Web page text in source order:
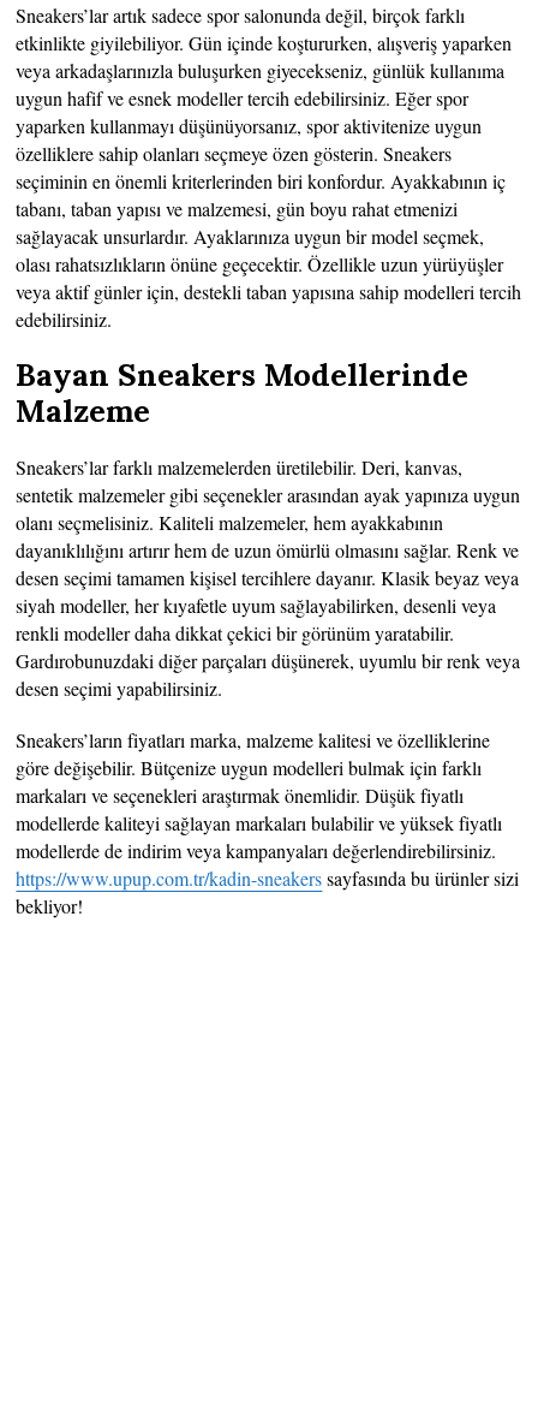
Sneakers’lar artık sadece spor salonunda değil, birçok farklı
etkinlikte giyilebiliyor. Gün içinde koştururken, alışveriş yaparken
veya arkadaşlarınızla buluşurken giyecekseniz, günlük kullanıma
uygun hafif ve esnek modeller tercih edebilirsiniz. Eğer spor
yaparken kullanmayı düşünüyorsanız, spor aktivitenize uygun
özelliklere sahip olanları seçmeye özen gösterin. Sneakers
seçiminin en önemli kriterlerinden biri konfordur. Ayakkabının iç
tabanı, taban yapısı ve malzemesi, gün boyu rahat etmenizi
sağlayacak unsurlardır. Ayaklarınıza uygun bir model seçmek,
olası rahatsızlıkların önüne geçecektir. Özellikle uzun yürüyüşler
veya aktif günler için, destekli taban yapısına sahip modelleri tercih
edebilirsiniz.
Bayan Sneakers Modellerinde
Malzeme
Sneakers’lar farklı malzemelerden üretilebilir. Deri, kanvas,
sentetik malzemeler gibi seçenekler arasından ayak yapınıza uygun
olanı seçmelisiniz. Kaliteli malzemeler, hem ayakkabının
dayanıklılığını artırır hem de uzun ömürlü olmasını sağlar. Renk ve
desen seçimi tamamen kişisel tercihlere dayanır. Klasik beyaz veya
siyah modeller, her kıyafetle uyum sağlayabilirken, desenli veya
renkli modeller daha dikkat çekici bir görünüm yaratabilir.
Gardırobunuzdaki diğer parçaları düşünerek, uyumlu bir renk veya
desen seçimi yapabilirsiniz.
Sneakers’ların fiyatları marka, malzeme kalitesi ve özelliklerine
göre değişebilir. Bütçenize uygun modelleri bulmak için farklı
markaları ve seçenekleri araştırmak önemlidir. Düşük fiyatlı
modellerde kaliteyi sağlayan markaları bulabilir ve yüksek fiyatlı
modellerde de indirim veya kampanyaları değerlendirebilirsiniz.
https://www.upup.com.tr/kadin-sneakerssayfasında bu ürünler sizi
bekliyor!